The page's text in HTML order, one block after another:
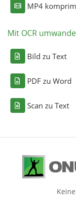
MP4
Mit OCR
Bild zu Text
PDF zu Word
Scan zu Text